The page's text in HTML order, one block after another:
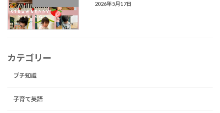
2026年5月17日
カテゴリー
プチ知識
子育て英語